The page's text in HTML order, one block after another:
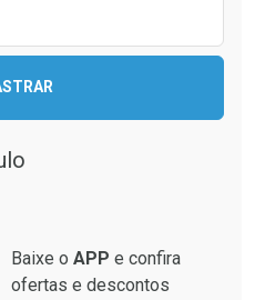
Baixe o APP e confira
ofertas e descontos